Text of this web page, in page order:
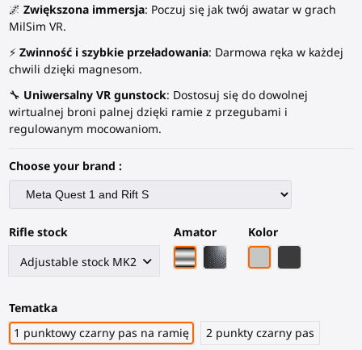
🌌 Zwiększona immersja: Poczuj się jak twój awatar w grach
MilSim VR.
⚡ Zwinność i szybkie przeładowania: Darmowa ręka w każdej
chwili dzięki magnesom.
🔧 Uniwersalny VR gunstock: Dostosuj się do dowolnej
wirtualnej broni palnej dzięki ramie z przegubami i
regulowanym mocowaniom.
Choose your brand :
Rifle stock
Amator
Chromowa rama
Czarna rama z włókna
Kolor
Tematka
1 punktowy czarny pas na ramię
2 punkty czarny pas